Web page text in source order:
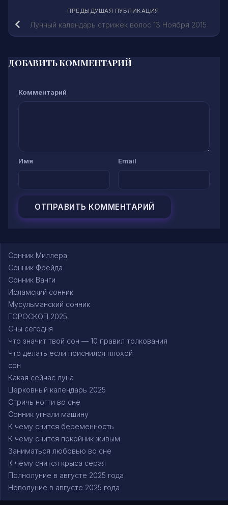
ПРЕДЫДУЩАЯ ПУБЛИКАЦИЯ
Лунный календарь стрижек волос 13 Ноября 2015
ДОБАВИТЬ КОММЕНТАРИЙ
Комментарий
Имя Email
Сонник Миллера
Сонник Фрейда
Сонник Ванги
Исламский сонник
Мусульманский сонник
ГОРОСКОП 2025
Сны сегодня
Что значит твой сон — 10 правил толкования
Что делать если приснился плохой
сон
Какая сейчас луна
Церковный календарь 2025
Стричь ногти во сне
Сонник угнали машину
К чему снится беременность
К чему снится покойник живым
Заниматься любовью во сне
К чему снится крыса серая
Полнолуние в августе 2025 года
Новолуние в августе 2025 года